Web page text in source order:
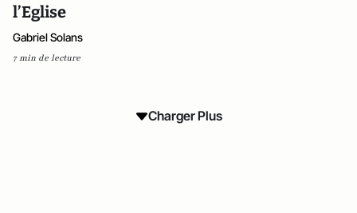
l’Eglise
Gabriel Solans
7 min de lecture
Charger Plus